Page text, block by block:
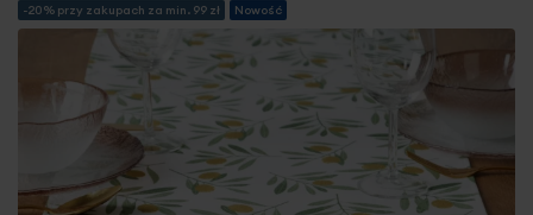
-20% przy zakupach za min. 99 zł Nowość